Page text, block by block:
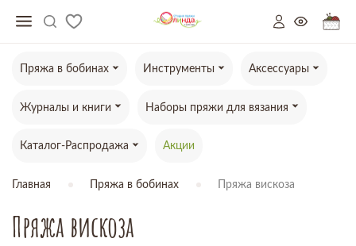
Пряжа в бобинах Инструменты Аксессуары
Журналы и книги Наборы пряжи для вязания
Каталог-Распродажа Акции
Главная Пряжа в бобинах Пряжа вискоза
Пряжа вискоза